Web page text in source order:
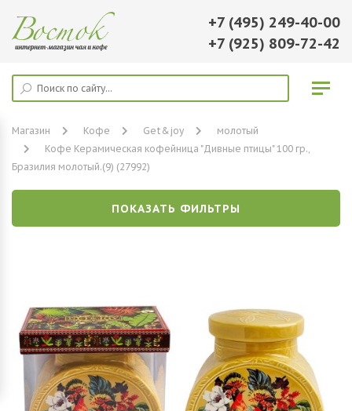
+7 (495) 249-40-00
+7 (925) 809-72-42
Магазин Кофе Get&joy
молотый
Кофе Керамическая кофейница "Дивные птицы" 100 гр.,
Бразилия молотый.(9) (27992)
ПОКАЗАТЬ ФИЛЬТРЫ